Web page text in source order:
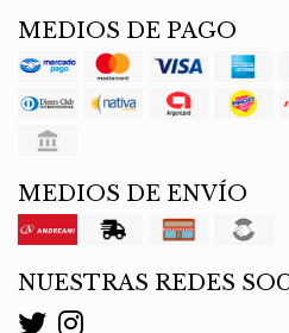
MEDIOS DE PAGO
MEDIOS DE ENVÍO
NUESTRAS REDES